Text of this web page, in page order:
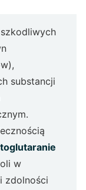
substancji
w
zdolności